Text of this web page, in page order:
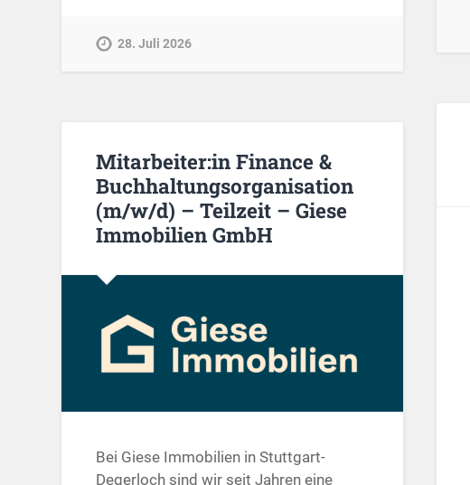
28. Juli 2026
Mitarbeiter:in Finance &
Buchhaltungsorganisation
(m/w/d) – Teilzeit – Giese
Immobilien GmbH
Bei Giese Immobilien in Stuttgart-
Degerloch sind wir seit Jahren eine